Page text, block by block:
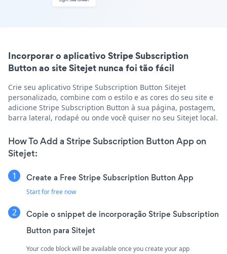
Incorporar o aplicativo Stripe Subscription
Button ao site Sitejet nunca foi tão fácil
Crie seu aplicativo Stripe Subscription Button Sitejet
personalizado, combine com o estilo e as cores do seu site e
adicione Stripe Subscription Button à sua página, postagem,
barra lateral, rodapé ou onde você quiser no seu Sitejet local.
How To Add a Stripe Subscription Button App on
Sitejet:
Create a Free Stripe Subscription Button App
Start for free now
Copie o snippet de incorporação Stripe Subscription
Button para Sitejet
Your code block will be available once you create your app